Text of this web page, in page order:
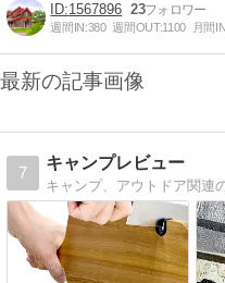
1567896 23
週間IN:380 週間OUT:1100 月間
最新の記事画像
7
キャンプレビュー
キャンプ、アウトドア関連